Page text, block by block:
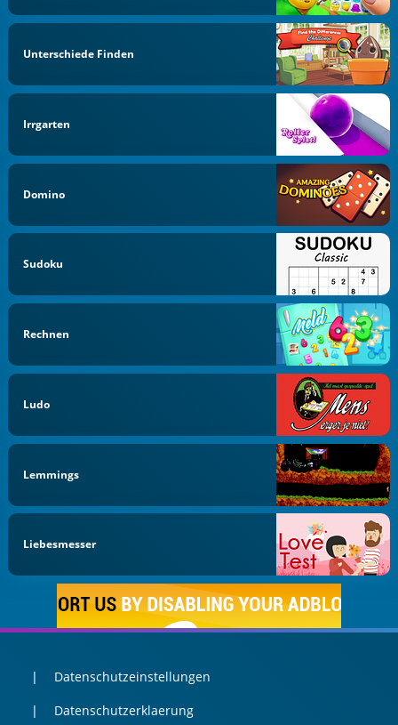
Unterschiede Finden
Irrgarten
Domino
Sudoku
Rechnen
Ludo
Lemmings
Liebesmesser
Datenschutzeinstellungen
Datenschutzerklaerung